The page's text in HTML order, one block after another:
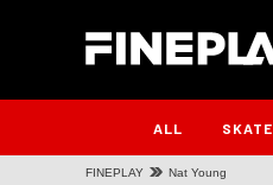
ALL SKATE
FINEPLAY Nat Young